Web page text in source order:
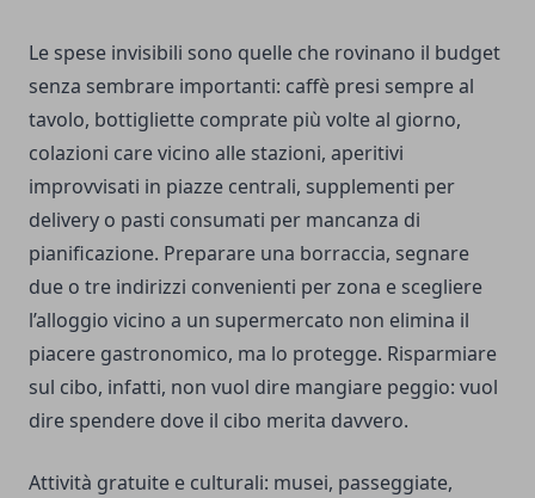
Le spese invisibili sono quelle che rovinano il budget
senza sembrare importanti: caffè presi sempre al
tavolo, bottigliette comprate più volte al giorno,
colazioni care vicino alle stazioni, aperitivi
improvvisati in piazze centrali, supplementi per
delivery o pasti consumati per mancanza di
pianificazione. Preparare una borraccia, segnare
due o tre indirizzi convenienti per zona e scegliere
l’alloggio vicino a un supermercato non elimina il
piacere gastronomico, ma lo protegge. Risparmiare
sul cibo, infatti, non vuol dire mangiare peggio: vuol
dire spendere dove il cibo merita davvero.
Attività gratuite e culturali: musei, passeggiate,